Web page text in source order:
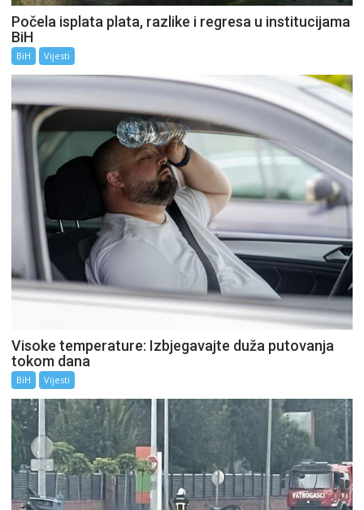
Počela isplata plata, razlike i regresa u institucijama
BiH
BiH Vijesti
Visoke temperature: Izbjegavajte duža putovanja
tokom dana
BiH Vijesti